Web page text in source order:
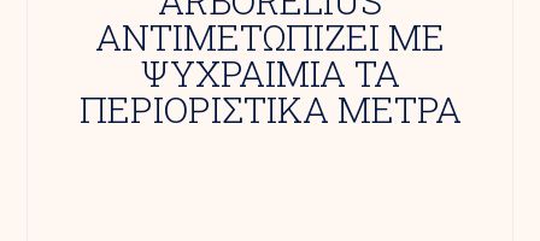
ΑΝΤΙΜΕΤΩΠΙΖΕΙ ΜΕ
ΨΥΧΡΑΙΜΙΑ ΤΑ
ΠΕΡΙΟΡΙΣΤΙΚΑ ΜΕΤΡΑ